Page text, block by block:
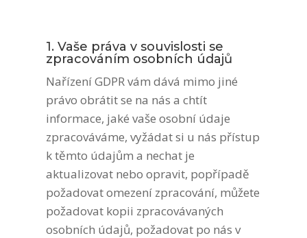
1. Vaše práva v souvislosti se
zpracováním osobních údajů
Nařízení GDPR vám dává mimo jiné
právo obrátit se na nás a chtít
informace, jaké vaše osobní údaje
zpracováváme, vyžádat si u nás přístup
k těmto údajům a nechat je
aktualizovat nebo opravit, popřípadě
požadovat omezení zpracování, můžete
požadovat kopii zpracovávaných
osobních údajů, požadovat po nás v